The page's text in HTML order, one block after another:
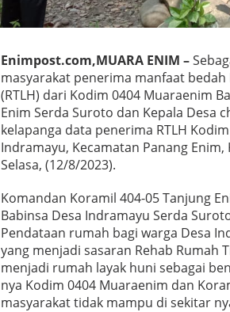
Enimpost.com,MUARA ENIM –
masyarakat penerima manfaat bedah
(RTLH) dari Kodim 0404 Muaraenim
Enim Serda Suroto dan Kepala Desa
kelapanga data penerima RTLH
Indramayu, Kecamatan Panang
Selasa, (12/8/2023).
Komandan Koramil 404-05 Tanjung
Babinsa Desa Indramayu Serda
Pendataan rumah bagi warga Desa
yang menjadi sasaran Rehab Rumah
menjadi rumah layak huni sebagai
nya Kodim 0404 Muaraenim dan
masyarakat tidak mampu di sekitar